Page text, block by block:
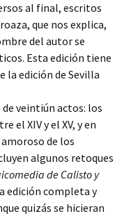
al final, escritos
que nos explica,
del autor se
Esta edición tiene
la edición de Sevilla
de veintiún actos: los
el XIV y el XV, y en
de los
algunos retoques
de Calisto y
edición completa y
quizás se hicieran